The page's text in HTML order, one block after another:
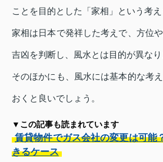
ことを目的とした「家相」という考え
家相は日本で発祥した考えで、方位
吉凶を判断し、風水とは目的が異なり
そのほかにも、風水には基本的な考
おくと良いでしょう。
▼この記事も読まれています
賃貸物件でガス会社の変更は可能
きるケース